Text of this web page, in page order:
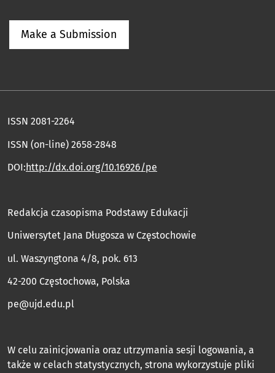
Make a Submission
ISSN 2081-2264
ISSN (on-line) 2658-2848
DOI:http://dx.doi.org/10.16926/pe
Redakcja czasopisma Podstawy Edukacji
Uniwersytet Jana Długosza w Częstochowie
ul. Waszyngtona 4/8, pok. 613
42-200 Częstochowa, Polska
pe@ujd.edu.pl
W celu zainicjowania oraz utrzymania sesji logowania, a
także w celach statystycznych, strona wykorzystuje pliki